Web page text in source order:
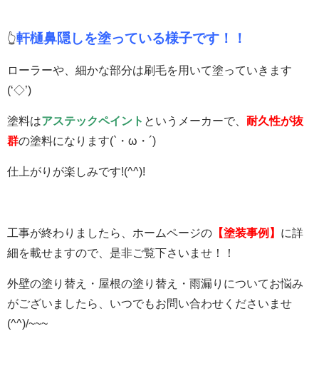
👆軒樋鼻隠しを塗っている様子です！！
ローラーや、細かな部分は刷毛を用いて塗っていきます
(‘◇’)ゞ
塗料はアステックペイント というメーカーで、 耐久性が抜
群の塗料になります(`・ω・´)
仕上がりが楽しみです!(^^)!
工事が終わりましたら、ホームページの 【塗装事例】 に詳
細を載せますので、是非ご覧下さいませ！！
外壁の塗り替え・屋根の塗り替え・雨漏りについてお悩み
がございましたら、いつでもお問い合わせくださいませ
(^^)/~~~